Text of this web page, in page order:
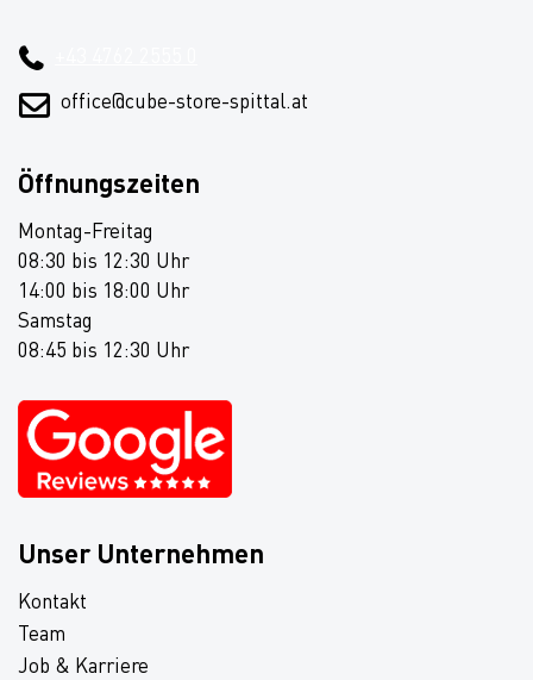
office@cube-store-spittal.at
Öffnungszeiten
Montag-Freitag
08:30 bis 12:30 Uhr
14:00 bis 18:00 Uhr
Samstag
08:45 bis 12:30 Uhr
Unser Unternehmen
Kontakt
Team
Job & Karriere